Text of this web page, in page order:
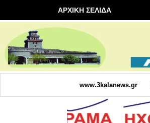
ΑΡΧΙΚΗ ΣΕΛΙΔΑ
www.3kalanews.gr